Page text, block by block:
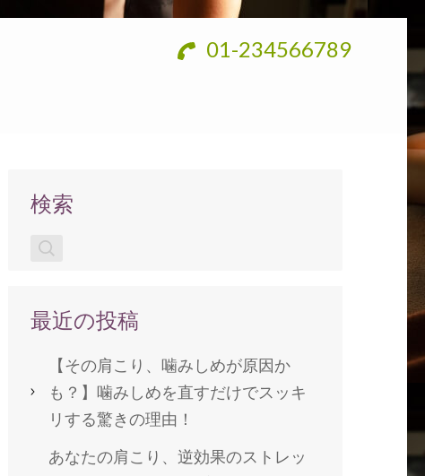
01-234566789
検索
最近の投稿
【その肩こり、噛みしめが原因か
も？】噛みしめを直すだけでスッキ
リする驚きの理由！
あなたの肩こり、逆効果のストレッ